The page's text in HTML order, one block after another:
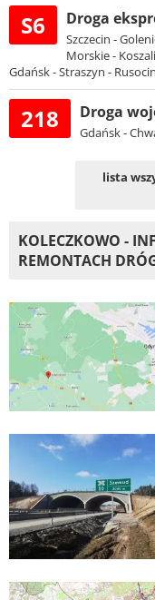
S6 Droga
Szczecin -
Morskie -
Gdańsk - Straszyn - Rusocin
218 Droga
Gdańsk -
lista
KOLECZKOWO -
REMONTACH